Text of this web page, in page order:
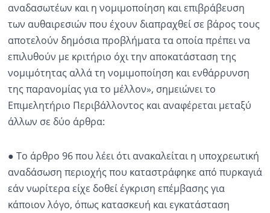
αναδασωτέων και η νομιμοποίηση και επιβράβευση
των αυθαιρεσιών που έχουν διαπραχθεί σε βάρος τους
αποτελούν δημόσια προβλήματα τα οποία πρέπει να
επιλυθούν με κριτήριο όχι την αποκατάσταση της
νομιμότητας αλλά τη νομιμοποίηση και ενθάρρυνση
της παρανομίας για το μέλλον», σημειώνει το
Επιμελητήριο Περιβάλλοντος και αναφέρεται μεταξύ
άλλων σε δύο άρθρα:
● Το άρθρο 96 που λέει ότι ανακαλείται η υποχρεωτική
αναδάσωση περιοχής που καταστράφηκε από πυρκαγιά
εάν νωρίτερα είχε δοθεί έγκριση επέμβασης για
κάποιον λόγο, όπως κατασκευή και εγκατάσταση